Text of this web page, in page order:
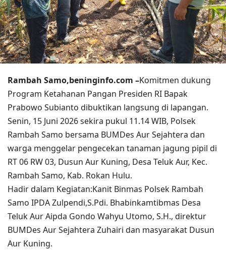
Rambah Samo,beninginfo.com –Komitmen dukung
Program Ketahanan Pangan Presiden RI Bapak
Prabowo Subianto dibuktikan langsung di lapangan.
Senin, 15 Juni 2026 sekira pukul 11.14 WIB, Polsek
Rambah Samo bersama BUMDes Aur Sejahtera dan
warga menggelar pengecekan tanaman jagung pipil di
RT 06 RW 03, Dusun Aur Kuning, Desa Teluk Aur, Kec.
Rambah Samo, Kab. Rokan Hulu.
Hadir dalam Kegiatan:Kanit Binmas Polsek Rambah
Samo IPDA Zulpendi,S.Pdi. Bhabinkamtibmas Desa
Teluk Aur Aipda Gondo Wahyu Utomo, S.H., direktur
BUMDes Aur Sejahtera Zuhairi dan masyarakat Dusun
Aur Kuning.